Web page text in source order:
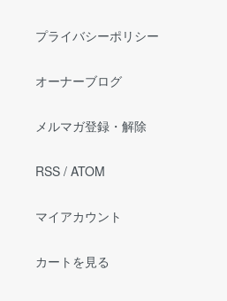
プライバシーポリシー
オーナーブログ
メルマガ登録・解除
RSS / ATOM
マイアカウント
カートを見る